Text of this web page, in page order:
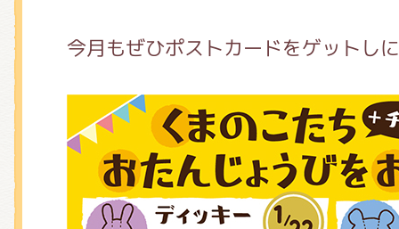
今月もぜひポストカードをゲットし